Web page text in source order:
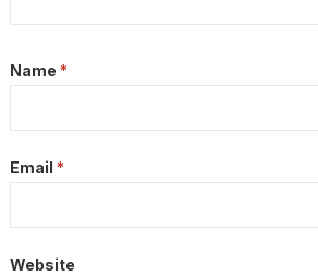
Name *
Email *
Website